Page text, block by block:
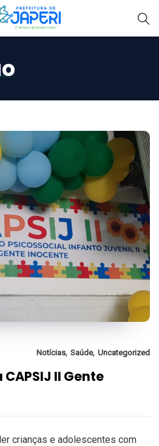
Notícias, Saúde, Uncategorized
II Gente
crianças e adolescentes com